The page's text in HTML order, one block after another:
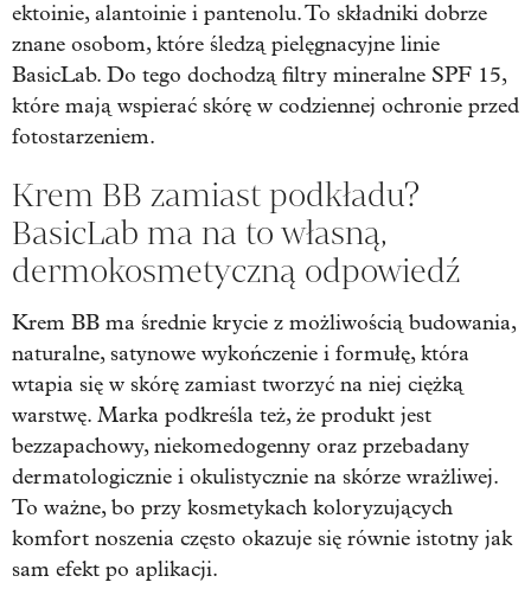
ektoinie, alantoinie i pantenolu. To składniki dobrze
znane osobom, które śledzą pielęgnacyjne linie
BasicLab. Do tego dochodzą filtry mineralne SPF 15,
które mają wspierać skórę w codziennej ochronie przed
fotostarzeniem.
Krem BB zamiast podkładu?
BasicLab ma na to własną,
dermokosmetyczną odpowiedź
Krem BB ma średnie krycie z możliwością budowania,
naturalne, satynowe wykończenie i formułę, która
wtapia się w skórę zamiast tworzyć na niej ciężką
warstwę. Marka podkreśla też, że produkt jest
bezzapachowy, niekomedogenny oraz przebadany
dermatologicznie i okulistycznie na skórze wrażliwej.
To ważne, bo przy kosmetykach koloryzujących
komfort noszenia często okazuje się równie istotny jak
sam efekt po aplikacji.